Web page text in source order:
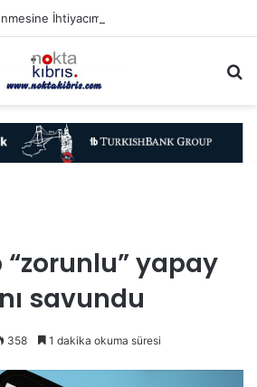
İhtiyacımız Var
yapay
savundu
358 1 dakika okuma süresi